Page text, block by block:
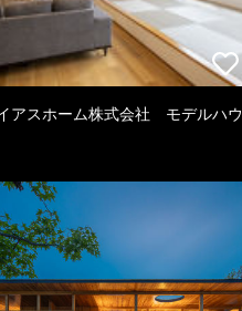
アスホーム株式会社 モデルハウ